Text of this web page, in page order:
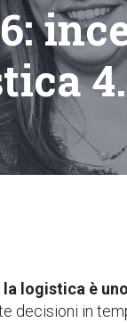
la logistica è
decisioni in